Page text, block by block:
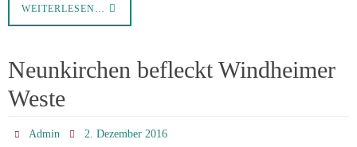
WEITERLESEN…
Neunkirchen befleckt Windheimer
Weste
Admin
2. Dezember 2016